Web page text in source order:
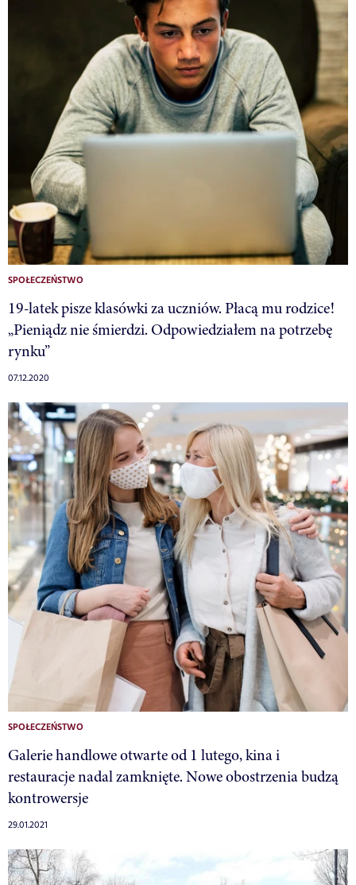
SPOŁECZEŃSTWO
19-latek pisze klasówki za uczniów. Płacą mu rodzice!
„Pieniądz nie śmierdzi. Odpowiedziałem na potrzebę
rynku”
07.12.2020
SPOŁECZEŃSTWO
Galerie handlowe otwarte od 1 lutego, kina i
restauracje nadal zamknięte. Nowe obostrzenia budzą
kontrowersje
29.01.2021